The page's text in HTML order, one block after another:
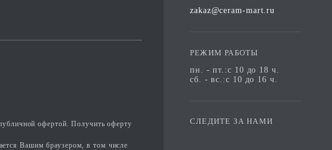
zakaz@ceram-mart.ru
РЕЖИМ РАБОТЫ
пн. - пт.:с 10 до 18 ч.
сб. - вс.:с 10 до 16 ч.
СЛЕДИТЕ ЗА НАМИ
офертой. Получить оферту
Вашим браузером, в том числе